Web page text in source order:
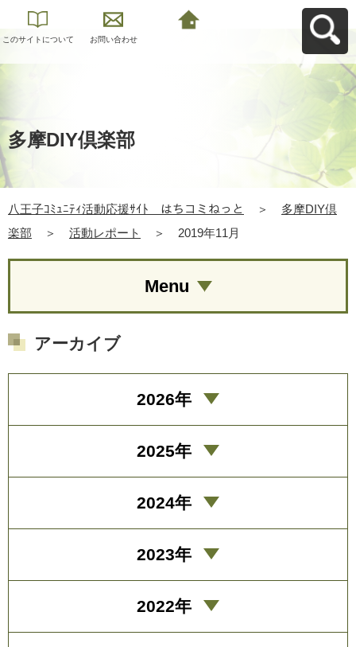
このサイトについて お問い合わせ
多摩DIY倶楽部
八王子ｺﾐｭﾆﾃｨ活動応援ｻｲﾄ はちコミねっと ＞
多摩DIY倶
楽部
＞ 活動レポート ＞ 2019年11月
Menu
アーカイブ
2026年
2025年
2024年
2023年
2022年